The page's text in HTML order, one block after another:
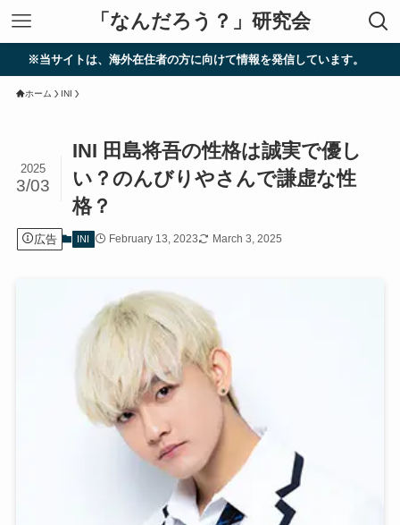
「なんだろう？」研究会
トは、海外在住者の方に向けて情報を発信しています。
ホーム INI
INI 田島将吾の性格は誠実で優し
い？のんびりやさんで謙虚な性
格？
2025
3/03
広告 INI February 13, 2023 March 3, 2025